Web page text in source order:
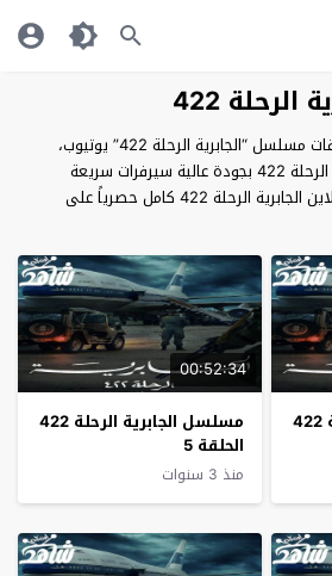
422
مشاهدة وتحميل جميع حلقات مسلسل “الجابرية الرحلة 422” يوتيوب،
مشاهدة مسلسل الجابرية الرحلة 422 بجودة عالية سيرفرات سريعة
وبدون إعلانات شاهد اون لاين الجابرية الرحلة 422 كامل حصرياً على
مسلسل الجابرية الرحلة 422
00:52:34
مسلسل الجابرية الرحلة 422
الحلقة 5
منذ 3 سنوات